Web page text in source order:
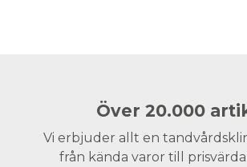
Över 20.000
Vi erbjuder allt en
från kända varor till